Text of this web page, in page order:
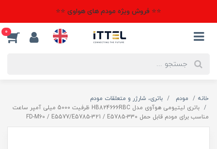
⭐⭐ فروش ویژه مودم های هواوی ⭐⭐
0
خانه مودم
باتری، شارژر و متعلقات مودم
باتری لیتیومی هوآوی مدل HB824666RBC ظرفیت 5000 میلی آمپر ساعت
مناسب برای مودم قابل حمل FD-M60 / E5577/E5785-321 / E5785-330